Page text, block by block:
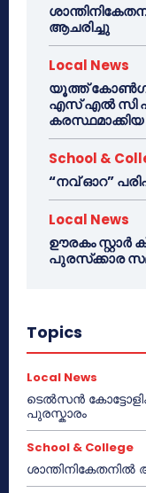
ആചരിച്ചു
Local News
യൂത്ത്
എസ് എൽ സി
കരസ്ഥമാക്കിയ
School &
“നവ് ഓറ”
Local News
ഊരകം
പുരസ്‌ക്കാര
Topics
Local News
ടെൽസൻ
പുരസ്കാരം
School & College
ശാന്തിനികേതനിൽ